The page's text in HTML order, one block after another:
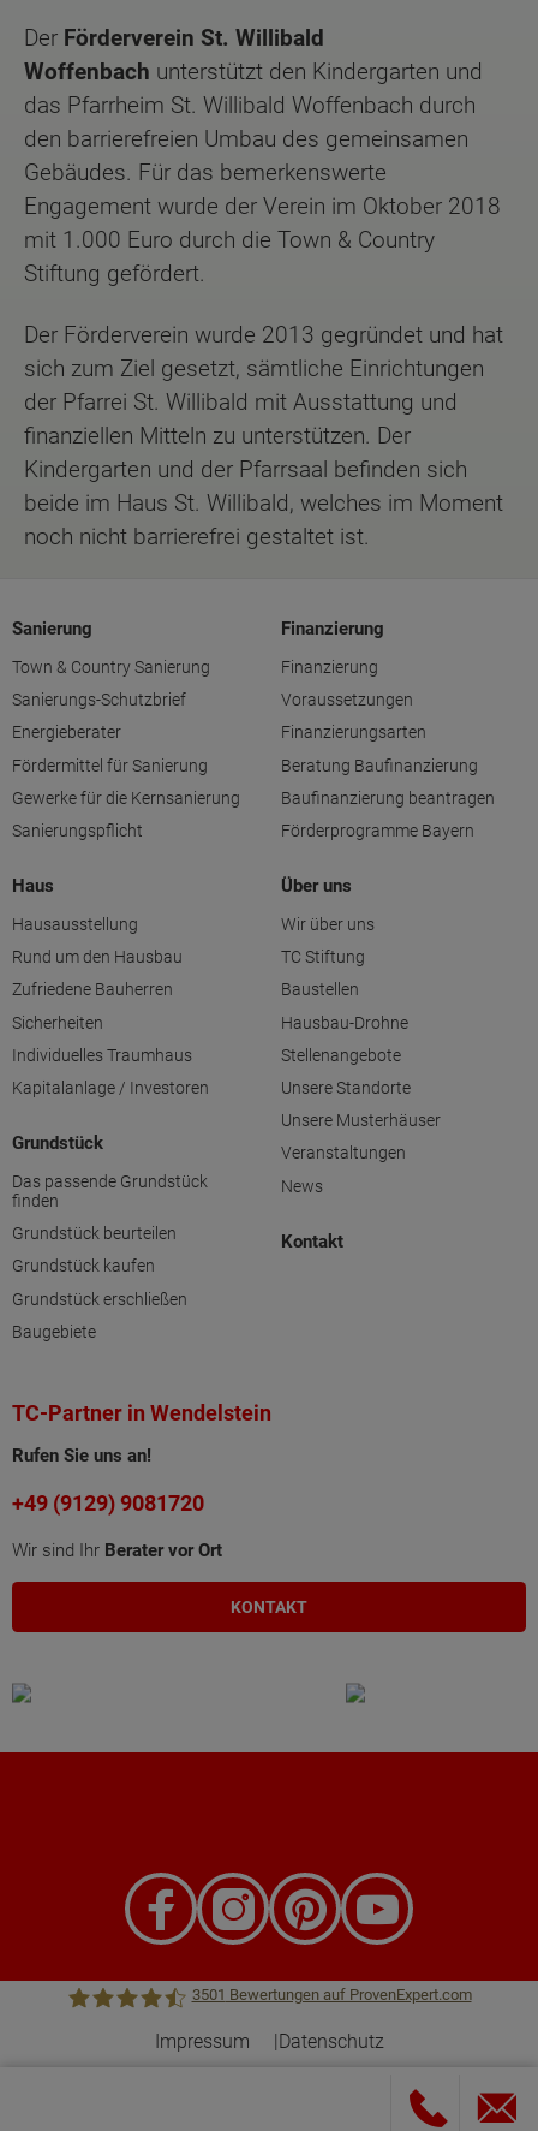
Der Förderverein St. Willibald
Woffenbach unterstützt den Kindergarten und
das Pfarrheim St. Willibald Woffenbach durch
den barrierefreien Umbau des gemeinsamen
Gebäudes. Für das bemerkenswerte
Engagement wurde der Verein im Oktober 2018
mit 1.000 Euro durch die Town & Country
Stiftung gefördert.
Der Förderverein wurde 2013 gegründet und hat
sich zum Ziel gesetzt, sämtliche Einrichtungen
der Pfarrei St. Willibald mit Ausstattung und
finanziellen Mitteln zu unterstützen. Der
Kindergarten und der Pfarrsaal befinden sich
beide im Haus St. Willibald, welches im Moment
noch nicht barrierefrei gestaltet ist.
Sanierung
Town & Country Sanierung
Sanierungs-Schutzbrief
Energieberater
Fördermittel für Sanierung
Gewerke für die Kernsanierung
Sanierungspflicht
Haus
Hausausstellung
Rund um den Hausbau
Zufriedene Bauherren
Sicherheiten
Individuelles Traumhaus
Kapitalanlage / Investoren
Grundstück
Das passende Grundstück
finden
Grundstück beurteilen
Grundstück kaufen
Grundstück erschließen
Baugebiete
Finanzierung
Finanzierung
Voraussetzungen
Finanzierungsarten
Beratung Baufinanzierung
Baufinanzierung beantragen
Förderprogramme Bayern
Über uns
Wir über uns
TC Stiftung
Baustellen
Hausbau-Drohne
Stellenangebote
Unsere Standorte
Unsere Musterhäuser
Veranstaltungen
News
Kontakt
TC-Partner in Wendelstein
Rufen Sie uns an!
+49 (9129) 9081720
Wir sind Ihr Berater vor Ort
KONTAKT
3501 Bewertungen auf ProvenExpert.com
Impressum Datenschutz